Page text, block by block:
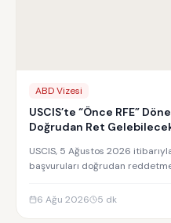
ABD Vizesi
USCIS’te “Önce RFE”
Doğrudan Ret
USCIS, 5 Ağustos 2026
başvuruları doğrudan
6 Ağu 2026
5 dk